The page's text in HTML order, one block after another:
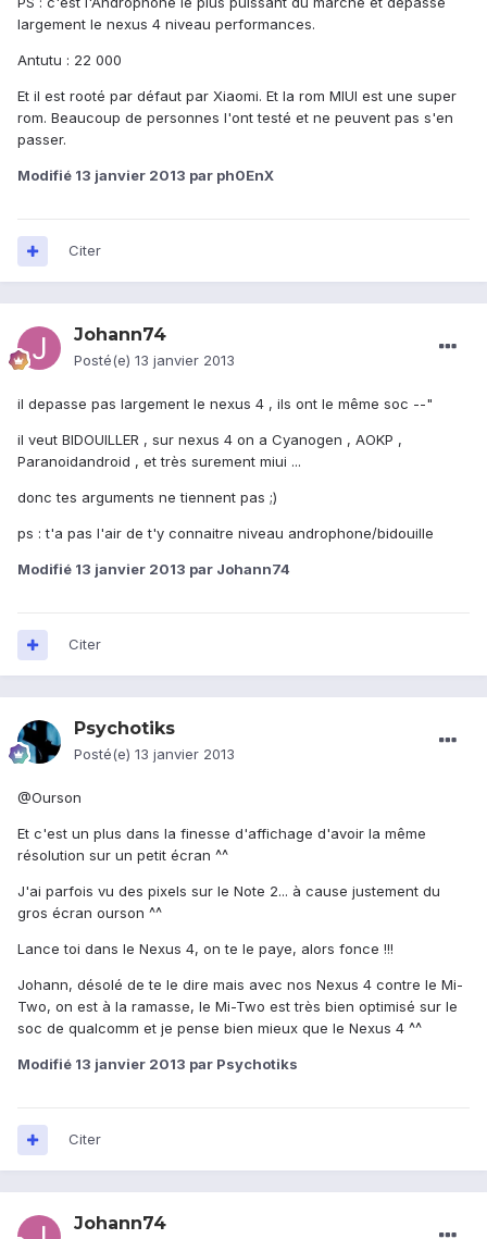
largement le nexus 4 niveau performances.
Antutu : 22 000
Et il est rooté par défaut par Xiaomi. Et la rom MIUI est une super
rom. Beaucoup de personnes l'ont testé et ne peuvent pas s'en
passer.
Modifié 13 janvier 2013 par ph0EnX
Citer
Johann74
Posté(e) 13 janvier 2013
il depasse pas largement le nexus 4 , ils ont le même soc --"
il veut BIDOUILLER , sur nexus 4 on a Cyanogen , AOKP ,
Paranoidandroid , et très surement miui ...
donc tes arguments ne tiennent pas ;)
ps : t'a pas l'air de t'y connaitre niveau androphone/bidouille
Modifié 13 janvier 2013 par Johann74
Citer
Psychotiks
Posté(e) 13 janvier 2013
@Ourson
Et c'est un plus dans la finesse d'affichage d'avoir la même
résolution sur un petit écran ^^
J'ai parfois vu des pixels sur le Note 2... à cause justement du
gros écran ourson ^^
Lance toi dans le Nexus 4, on te le paye, alors fonce !!!
Johann, désolé de te le dire mais avec nos Nexus 4 contre le Mi-
Two, on est à la ramasse, le Mi-Two est très bien optimisé sur le
soc de qualcomm et je pense bien mieux que le Nexus 4 ^^
Modifié 13 janvier 2013 par Psychotiks
Citer
Johann74